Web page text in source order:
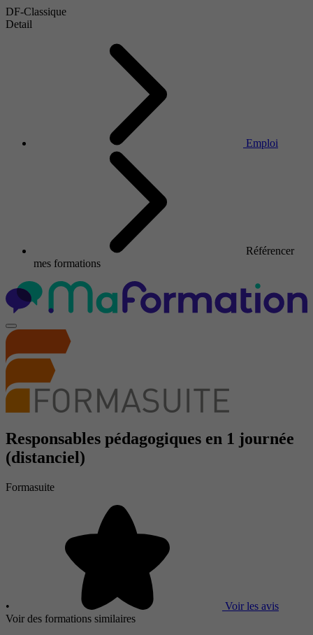
DF-Classique
Detail
Emploi
Référencer
mes formations
Responsables pédagogiques en 1 journée
(distanciel)
Formasuite
•
Voir les avis
Voir des formations similaires